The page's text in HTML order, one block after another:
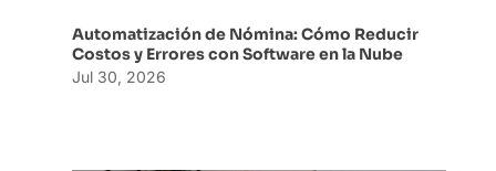
Automatización de Nómina: Cómo Reducir
Costos y Errores con Software en la Nube
Jul 30, 2026